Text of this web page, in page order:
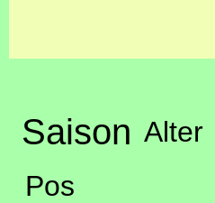
Saison Alter
Pos